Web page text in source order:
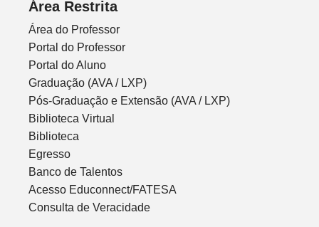
Área Restrita
Área do Professor
Portal do Professor
Portal do Aluno
Graduação (AVA / LXP)
Pós-Graduação e Extensão (AVA / LXP)
Biblioteca Virtual
Biblioteca
Egresso
Banco de Talentos
Acesso Educonnect/FATESA
Consulta de Veracidade